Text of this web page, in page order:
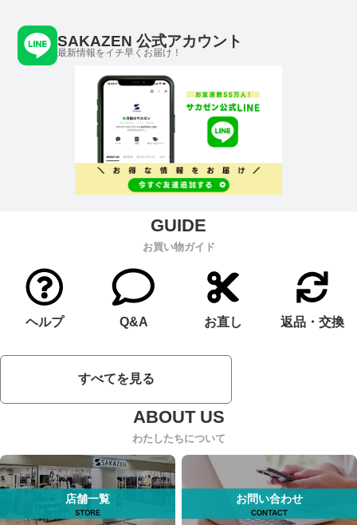
SAKAZEN 公式アカウント
最新情報をイチ早くお届け！
お買い物ガイド
ヘルプ Q&A お直し 返品・交換
すべてを見る
わたしたちについて
店舗一覧 お問い合わせ